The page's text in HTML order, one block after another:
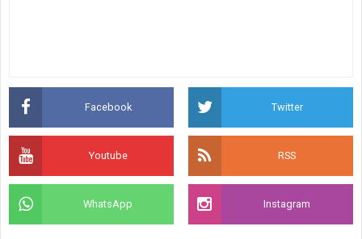
Facebook Twitter
Youtube RSS
WhatsApp Instagram